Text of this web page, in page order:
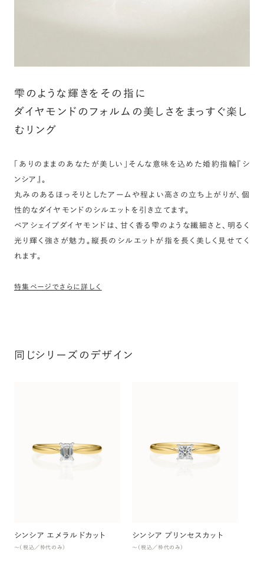
雫のような輝きをその指に
ダイヤモンドのフォルムの美しさをまっすぐ楽し
むリング
「ありのままのあなたが美しい」そんな意味を込めた婚約指輪『シ
ンシア』。
丸みのあるほっそりとしたアームや程よい高さの立ち上がりが、個
性的なダイヤモンドのシルエットを引き立てます。
ペアシェイプダイヤモンドは、甘く香る雫のような繊細さと、明るく
光り輝く強さが魅力。縦長のシルエットが指を長く美しく見せてく
れます。
特集ページでさらに詳しく
同じシリーズのデザイン
シンシア エメラルドカット
〜（税込／枠代のみ）
シンシア プリンセスカット
〜（税込／枠代のみ）